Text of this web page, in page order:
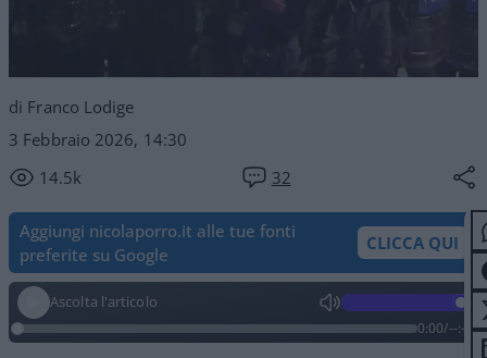
di Franco Lodige
3 Febbraio 2026, 14:30
14.5k
32
Aggiungi nicolaporro.it alle tue fonti
preferite su Google
CLICCA QUI
Ascolta l'articolo
0:00/--:--